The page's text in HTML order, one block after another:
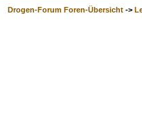
Drogen-Forum Foren-Übersicht ->